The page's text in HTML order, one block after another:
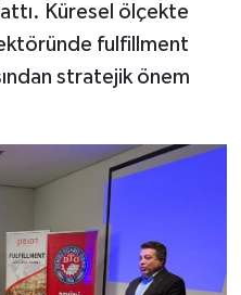
Küresel ölçekte
fulfillment
stratejik önem